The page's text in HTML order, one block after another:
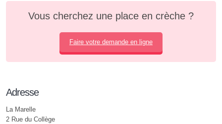
Vous cherchez une place en crèche ?
Faire votre demande en ligne
Adresse
La Marelle
2 Rue du Collège